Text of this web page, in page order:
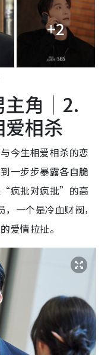
+2
角｜2.
相杀
今生相爱相杀的恋
一步步暴露各自脆
“疯批对疯批”的高
一个是冷血财阀，
爱情拉扯。